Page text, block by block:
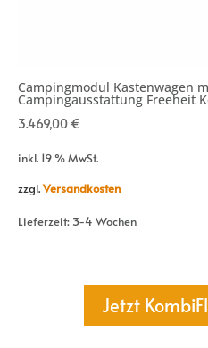
Campingmodul Kastenwagen
Campingausstattung Freeheit
3.469,00 €
inkl. 19 % MwSt.
zzgl.Versandkosten
Lieferzeit: 3-4 Wochen
Jetzt